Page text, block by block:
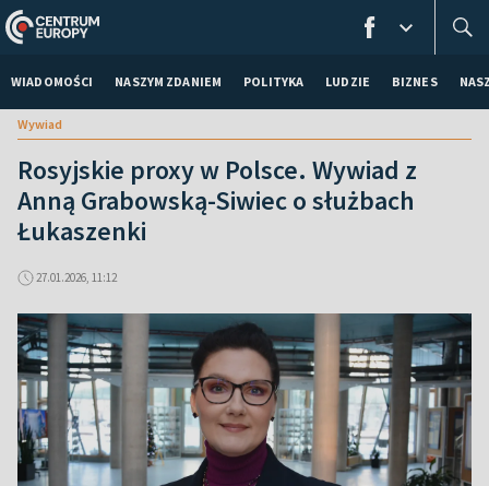
WIADOMOŚCI NASZYM ZDANIEM POLITYKA LUDZIE BIZNES
Wywiad
Rosyjskie proxy w Polsce. Wywiad z
Anną Grabowską-Siwiec o służbach
Łukaszenki
27.01.2026, 11:12